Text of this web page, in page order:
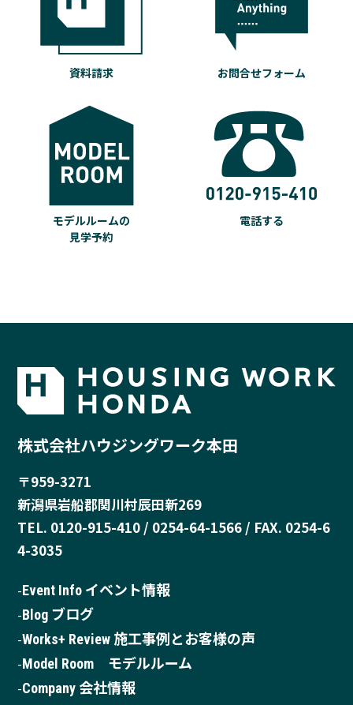
資料請求 お問合せフォーム
モデルルームの
見学予約
電話する
株式会社ハウジングワーク本田
〒959-3271
新潟県岩船郡関川村辰田新269
TEL. 0120-915-410 / 0254-64-1566 / FAX. 0254-6
4-3035
Event Info イベント情報
Blog ブログ
Works+ Review 施工事例とお客様の声
Model Room モデルルーム
Company 会社情報